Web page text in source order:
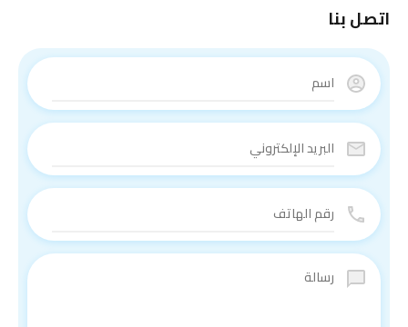
اتصل بنا